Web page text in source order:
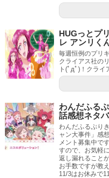
早くロケットを直したいとい
持ちが出てますね。果たして
HUGっとプ
レ アンリく
毎週恒例のプリ
クライアス社の
ト(ﾟдﾟ)！クライ
わんだふる
話感想ネタ
わんだふるぷり
ャン大事件」感
メント募集中で
すので、お気軽
返し漏れること
お手数ですが教
11/3はお休みで